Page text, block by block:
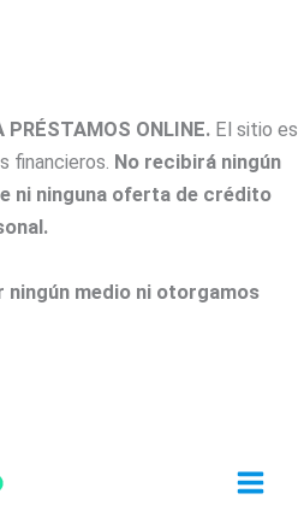
PRÉSTAMOS ONLINE. El sitio es
financieros. No recibirá ningún
ni ninguna oferta de crédito
medio ni otorgamos